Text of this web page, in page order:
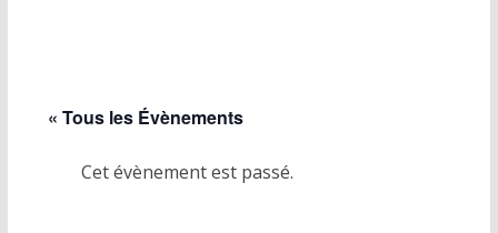
« Tous les Évènements
Cet évènement est passé.